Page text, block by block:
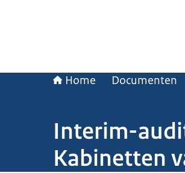
Home Documenten
Interim-
Kabinetten